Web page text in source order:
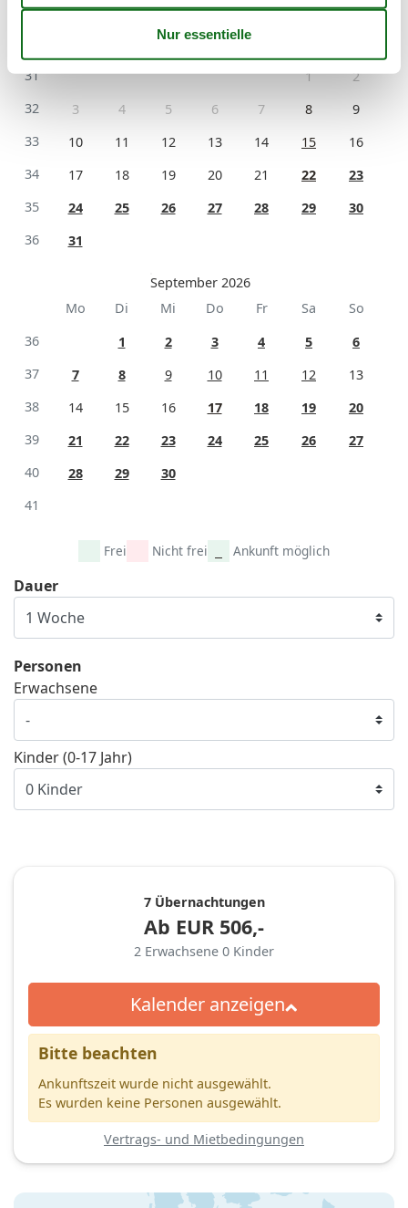
Mi Do
31
1
2
32
3 4 5 6 7 8
9
33
10 11 12 13 14 15
16
34
17 18 19 20 21 22
23
35
24 25 26 27 28 29
30
36
31
September 2026
Mo
Di Mi Do Fr Sa
So
36
1 2 3 4 5
6
37
7 8 9 10 11 12
13
38
14 15 16 17 18 19
20
39
21 22 23 24 25 26
27
40
28 29
30
41
Frei Nicht frei Ankunft möglich
Dauer
Personen
Erwachsene
Kinder (0-17 Jahr)
7 Übernachtungen
Ab EUR 506,-
2 Erwachsene 0 Kinder
Kalender anzeigen
Bitte beachten
Ankunftszeit wurde nicht ausgewählt.
Es wurden keine Personen ausgewählt.
Vertrags- und Mietbedingungen